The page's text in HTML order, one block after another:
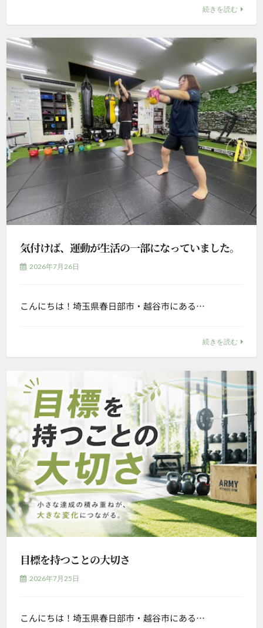
続きを読む
気付けば、運動が生活の一部になっていました。
2026年7月26日
こんにちは！埼玉県春日部市・越谷市にある…
続きを読む
目標を持つことの大切さ
2026年7月25日
こんにちは！埼玉県春日部市・越谷市にある…